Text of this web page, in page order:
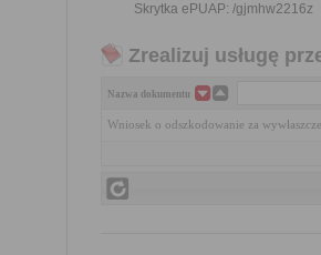
Skrytka ePUAP: /gjmhw2216z
Zrealizuj usługę
Nazwa dokumentu
Wniosek o odszkodowanie za